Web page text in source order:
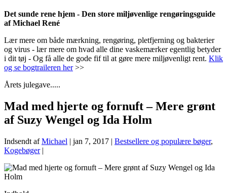
Det sunde rene hjem - Den store miljøvenlige rengøringsguide
af Michael René
Lær mere om både mærkning, rengøring, pletfjerning og bakterier
og virus - lær mere om hvad alle dine vaskemærker egentlig betyder
i dit tøj - Og få alle de gode fif til at gøre mere miljøvenligt rent. Klik
og se bogtraileren her>>
Årets julegave.....
Mad med hjerte og fornuft – Mere grønt
af Suzy Wengel og Ida Holm
Indsendt afMichael | jan 7, 2017 | Bestsellere og populære bøger,
Kogebøger|